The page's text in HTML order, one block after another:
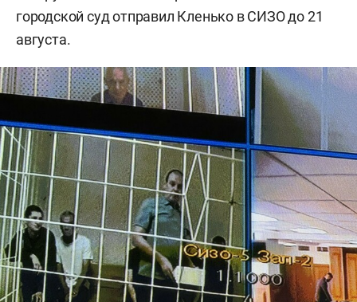
городской суд отправил Кленько в СИЗО до 21
августа.